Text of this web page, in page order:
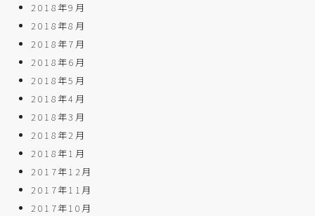
2018年9月
2018年8月
2018年7月
2018年6月
2018年5月
2018年4月
2018年3月
2018年2月
2018年1月
2017年12月
2017年11月
2017年10月